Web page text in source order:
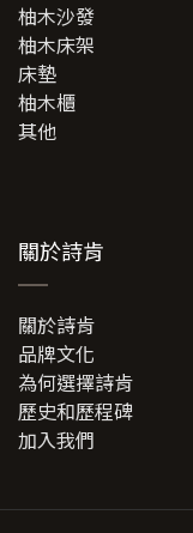
柚木沙發
柚木床架
床墊
柚木櫃
其他
關於詩肯
關於詩肯
品牌文化
為何選擇詩肯
歷史和歷程碑
加入我們